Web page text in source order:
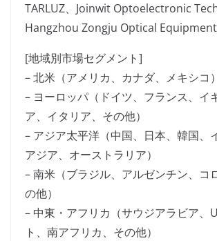
TARLUZ、Joinwit Optoelectronic
Hangzhou Zongju Optical
[地域別市場セグメント]
– 北米（アメリカ、カナダ、メキシコ）
– ヨーロッパ（ドイツ、フランス、イ
ア、イタリア、その他）
– アジア太平洋（中国、日本、韓国、
アジア、オーストラリア）
– 南米（ブラジル、アルゼンチン、コ
の他）
– 中東・アフリカ（サウジアラビア、
ト、南アフリカ、その他）